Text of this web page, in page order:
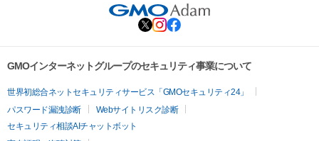
GMOインターネットグループのセキュリティ事業について
世界初総合ネットセキュリティサービス「GMOセキュリティ24」
パスワード漏洩診断
Webサイトリスク診断
セキュリティ相談AIチャットボット